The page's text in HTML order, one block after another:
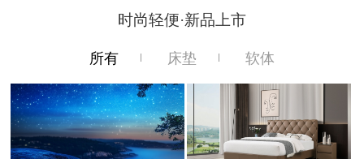
时尚轻便·新品上市
所有 床垫 软体